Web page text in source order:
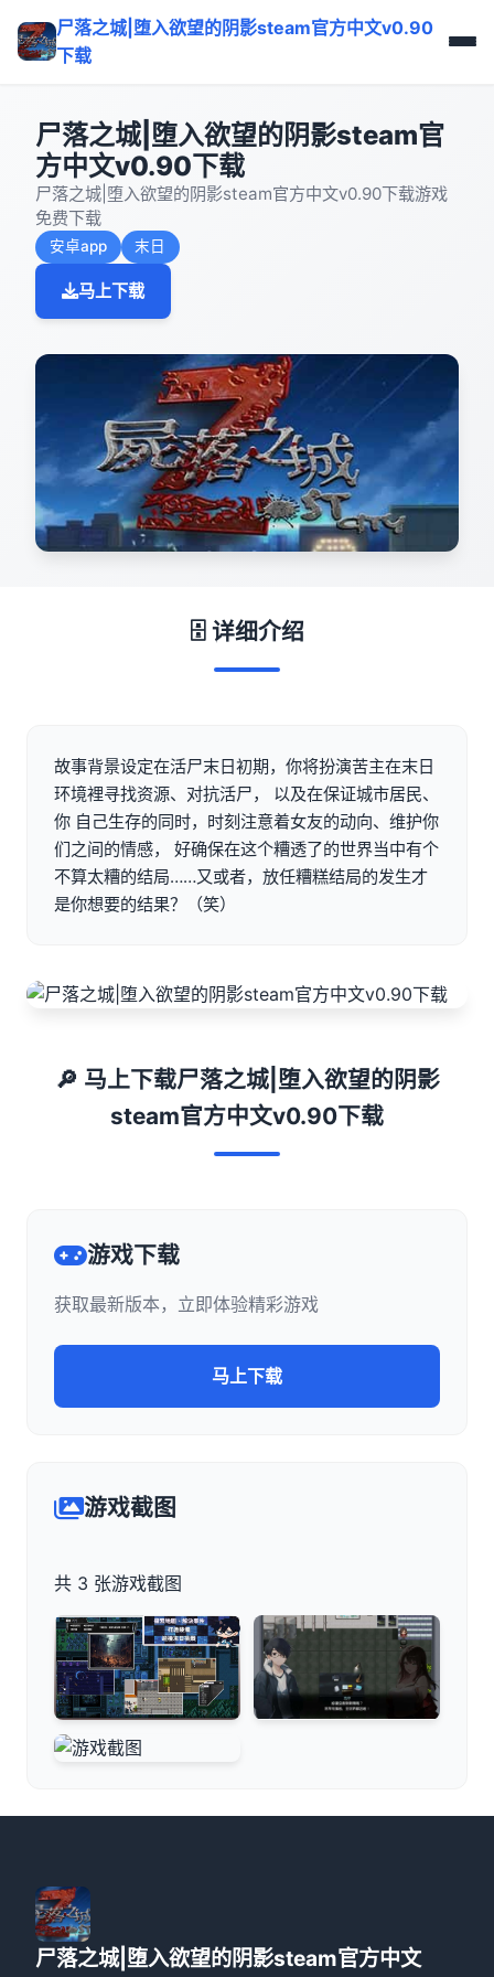
尸落之城|堕入欲望的阴影steam官方中文v0.90
下载
尸落之城|堕入欲望的阴影steam官
方中文v0.90下载
尸落之城|堕入欲望的阴影steam官方中文v0.90下载游戏
免费下载
安卓app 末日
马上下载
🗄️ 详细介绍
故事背景设定在活尸末日初期，你将扮演苦主在末日
环境裡寻找资源、对抗活尸， 以及在保证城市居民、
你 自己生存的同时，时刻注意着女友的动向、维护你
们之间的情感， 好确保在这个糟透了的世界当中有个
不算太糟的结局……又或者，放任糟糕结局的发生才
是你想要的结果？（笑）
🔎 马上下载尸落之城|堕入欲望的阴影
steam官方中文v0.90下载
游戏下载
获取最新版本，立即体验精彩游戏
马上下载
游戏截图
共 3 张游戏截图
尸落之城|堕入欲望的阴影steam官方中文